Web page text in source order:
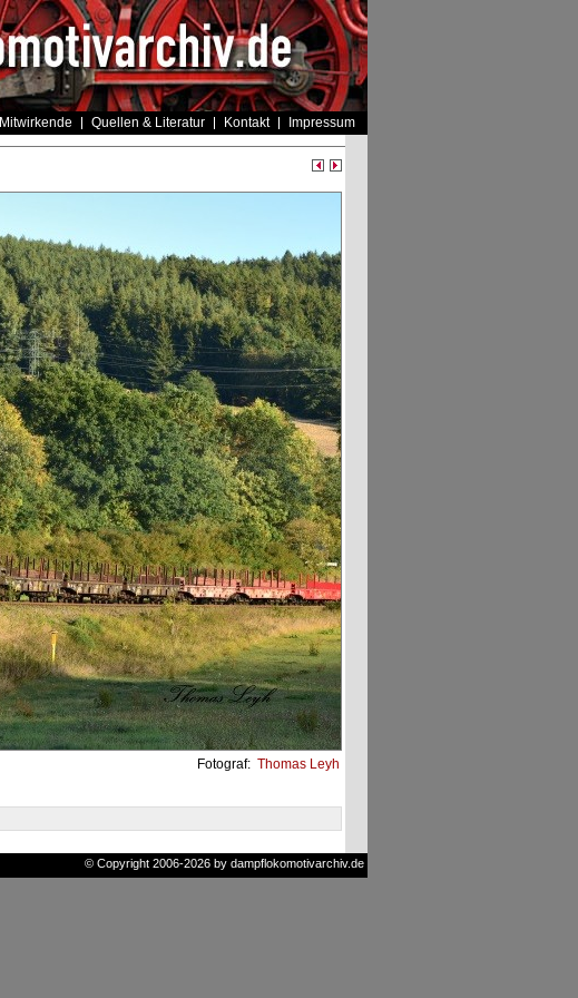
Mitwirkende Quellen & Literatur Kontakt Impressum
Fotograf: Thomas Leyh
© Copyright 2006-2026 by dampflokomotivarchiv.de